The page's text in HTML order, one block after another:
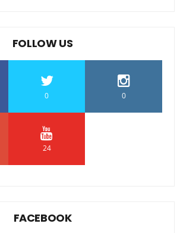
FOLLOW US
0 0
24
FACEBOOK